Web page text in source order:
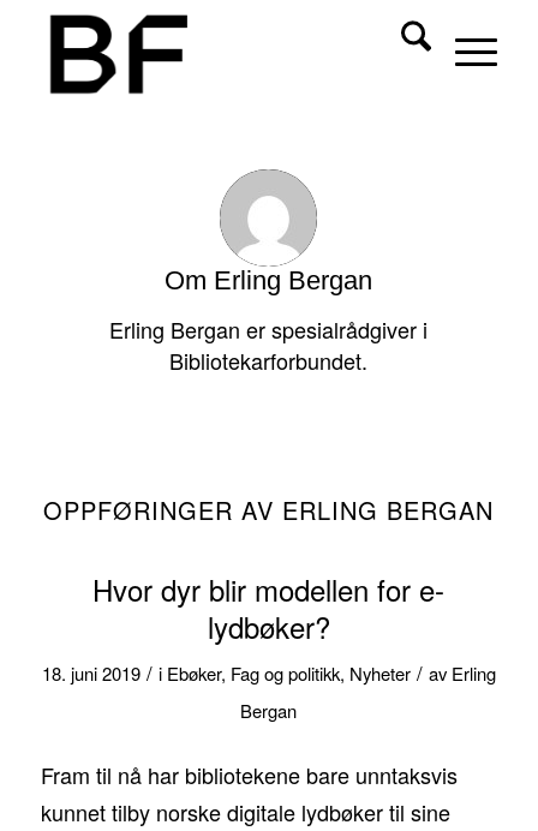
Om Erling Bergan
Erling Bergan er spesialrådgiver i
Bibliotekarforbundet.
OPPFØRINGER AV ERLING BERGAN
Hvor dyr blir modellen for e-
lydbøker?
18. juni 2019 / i Ebøker, Fag og politikk, Nyheter / av Erling
Bergan
Fram til nå har bibliotekene bare unntaksvis
kunnet tilby norske digitale lydbøker til sine